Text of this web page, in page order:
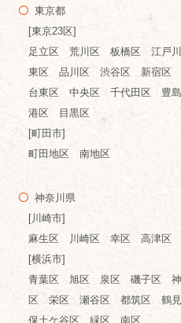
東京都
[東京23区]
足立区 荒川区 板橋区 江戸
東区 品川区 渋谷区 新宿区
台東区 中央区 千代田区 豊
港区 目黒区
[町田市]
町田地区 南地区
神奈川県
[川崎市]
麻生区 川崎区 幸区 高津区
[横浜市]
青葉区 旭区 泉区 磯子区
区 栄区 瀬谷区 都筑区 鶴
保土ケ谷区 緑区 南区